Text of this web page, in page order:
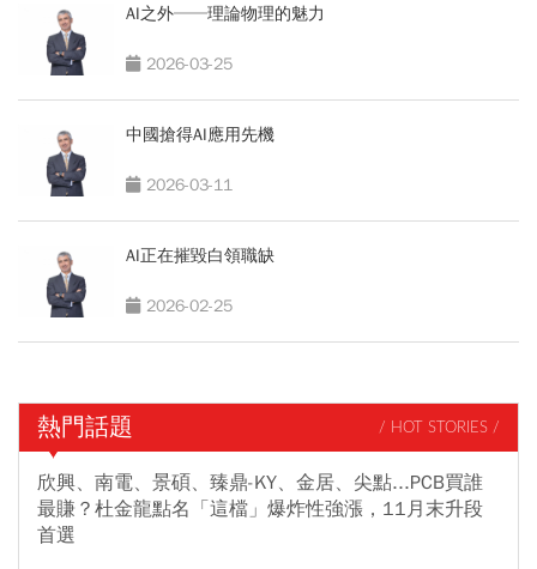
AI之外──理論物理的魅力
2026-03-25
中國搶得AI應用先機
2026-03-11
AI正在摧毀白領職缺
2026-02-25
熱門話題 / HOT STORIES /
欣興、南電、景碩、臻鼎-KY、金居、尖點...PCB買誰
最賺？杜金龍點名「這檔」爆炸性強漲，11月末升段
首選